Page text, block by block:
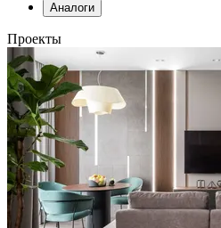
Аналоги
Проекты